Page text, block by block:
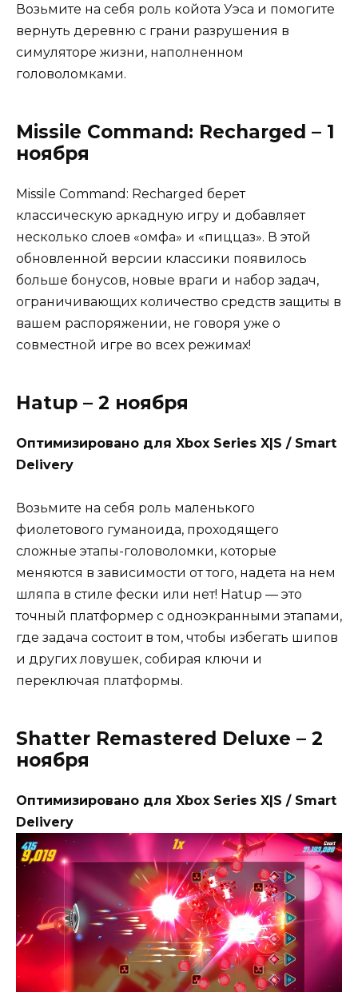
Возьмите на себя роль койота Уэса и помогите
вернуть деревню с грани разрушения в
симуляторе жизни, наполненном
головоломками.
Missile Command: Recharged – 1
ноября
Missile Command: Recharged берет
классическую аркадную игру и добавляет
несколько слоев «омфа» и «пиццаз». В этой
обновленной версии классики появилось
больше бонусов, новые враги и набор задач,
ограничивающих количество средств защиты в
вашем распоряжении, не говоря уже о
совместной игре во всех режимах!
Hatup – 2 ноября
Оптимизировано для Xbox Series X|S / Smart
Delivery
Возьмите на себя роль маленького
фиолетового гуманоида, проходящего
сложные этапы-головоломки, которые
меняются в зависимости от того, надета на нем
шляпа в стиле фески или нет! Hatup — это
точный платформер с одноэкранными этапами,
где задача состоит в том, чтобы избегать шипов
и других ловушек, собирая ключи и
переключая платформы.
Shatter Remastered Deluxe – 2
ноября
Оптимизировано для Xbox Series X|S / Smart
Delivery